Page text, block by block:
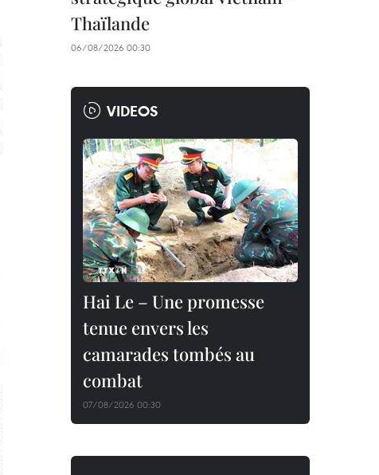
Thaïlande
06/08/2026 00:30
VIDEOS
Hai Le – Une promesse
tenue envers les
camarades tombés au
combat
07/08/2026 00:30